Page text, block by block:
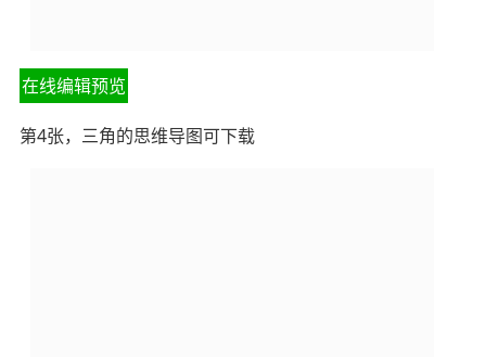
在线编辑预览
第4张，三角的思维导图可下载